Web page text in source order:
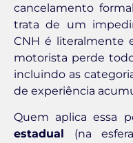
cancelamento
trata de um
CNH é literalmente
motorista perde
incluindo as
de experiência
Quem aplica essa
estadual (na